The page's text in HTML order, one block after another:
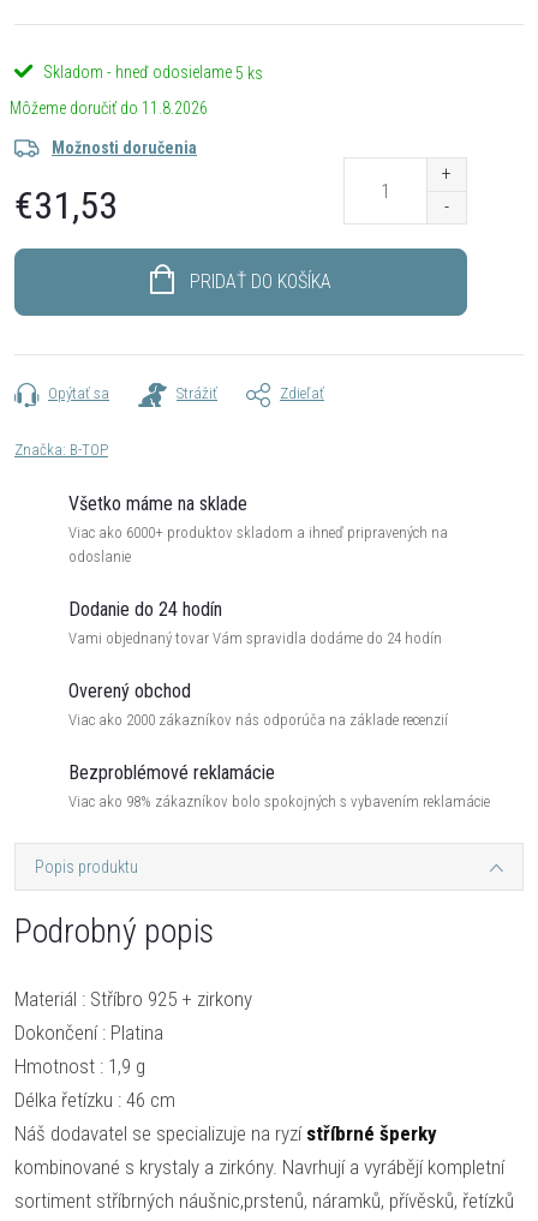
Skladom - hneď odosielame5 ks
11.8.2026
Možnosti doručenia
€31,53
PRIDAŤ DO KOŠÍKA
Opýtať sa Strážiť Zdieľať
Značka: B-TOP
Všetko máme na sklade
Viac ako 6000+ produktov skladom a ihneď pripravených na
odoslanie
Dodanie do 24 hodín
Vami objednaný tovar Vám spravidla dodáme do 24 hodín
Overený obchod
Viac ako 2000 zákazníkov nás odporúča na základe recenzií
Bezproblémové reklamácie
Viac ako 98% zákazníkov bolo spokojných s vybavením reklamácie
Popis produktu
Podrobný popis
Materiál : Stříbro 925 + zirkony
Dokončení : Platina
Hmotnost : 1,9 g
Délka řetízku : 46 cm
Náš dodavatel se specializuje na ryzí stříbrné šperky
kombinované s krystaly a zirkóny. Navrhují a vyrábějí kompletní
sortiment stříbrných náušnic,prstenů, náramků, přívěsků, řetízků